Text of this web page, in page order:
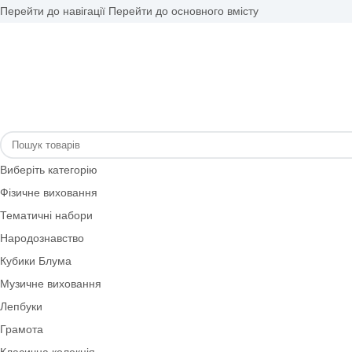
Перейти до навігаціїПерейти до основного вмісту
Виберіть категорію
Тематичні набори
Народознавство
Кубики Блума
Музичне виховання